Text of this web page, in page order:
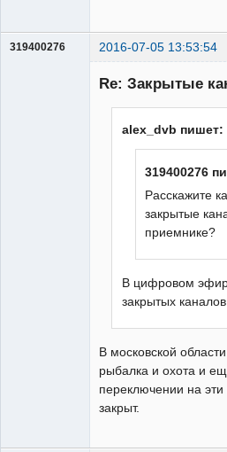
319400276 2016-07-05 13:53:54
Re: Закрытые
alex_dvb пишет:
319400276
Расскажите
закрытые
приемнике?
В цифровом
закрытых каналов
В московской
рыбалка и охота и
переключении на
закрыт.